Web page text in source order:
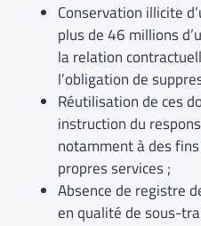
Conservation illicite
plus de 46 millions
la relation
l’obligation de
Réutilisation de ces
instruction du
notamment à des
propres services ;
Absence de registre
en qualité de sous-